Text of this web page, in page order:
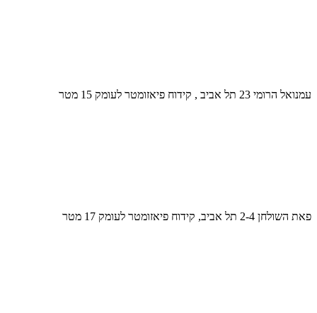
עמנואל הרומי 23 תל אביב , קידוח פיאזומטר לעומק 15 מטר
פאת השולחן 2-4 תל אביב, קידוח פיאזומטר לעומק 17 מטר